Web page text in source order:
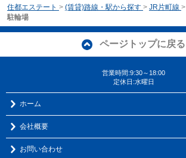
住都エステート > (賃貸)路線・駅から探す > JR片町線 >
駐輪場
ページトップに戻る
営業時間:9:30～18:00
定休日:水曜日
ホーム
会社概要
お問い合わせ